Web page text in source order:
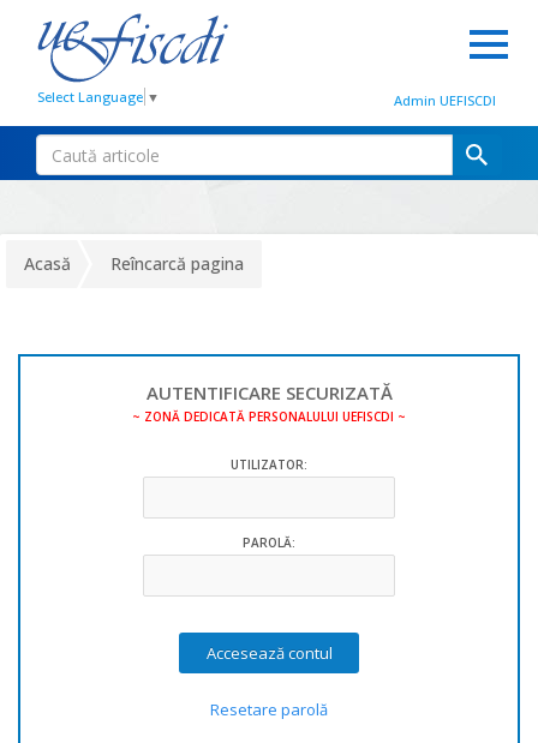
Select Language ▼ Admin UEFISCDI
Acasă Reîncarcă pagina
AUTENTIFICARE SECURIZATĂ
~ ZONĂ DEDICATĂ PERSONALULUI UEFISCDI ~
UTILIZATOR:
PAROLĂ:
Resetare parolă